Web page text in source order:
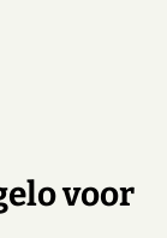
voor